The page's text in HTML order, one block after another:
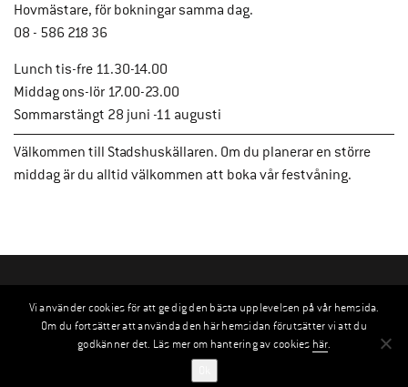
Hovmästare, för bokningar samma dag.
08 - 586 218 36
Lunch tis-fre 11.30-14.00
Middag ons-lör 17.00-23.00
Sommarstängt 28 juni -11 augusti
Välkommen till Stadshuskällaren. Om du planerar en större
middag är du alltid välkommen att boka vår festvåning.
Vi använder cookies för att ge dig den bästa upplevelsen på vår hemsida.
Om du fortsätter att använda den här hemsidan förutsätter vi att du
godkänner det. Läs mer om hantering av cookies här.